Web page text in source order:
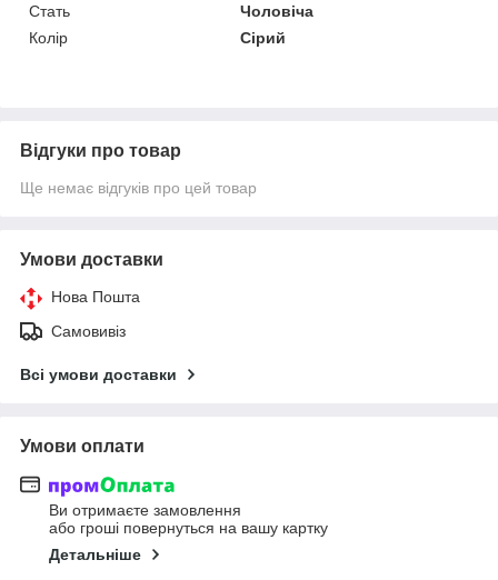
Стать
Чоловіча
Колір
Сірий
Відгуки про товар
Ще немає відгуків про цей товар
Умови доставки
Нова Пошта
Самовивіз
Всі умови доставки
Умови оплати
Ви отримаєте замовлення
або гроші повернуться на вашу картку
Детальніше